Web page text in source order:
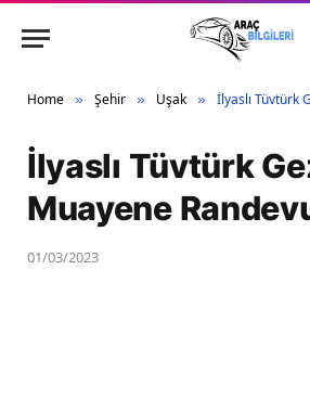
Home » Şehir » Uşak » İlyaslı Tüvtürk
İlyaslı Tüvtürk
Muayene
01/03/2023